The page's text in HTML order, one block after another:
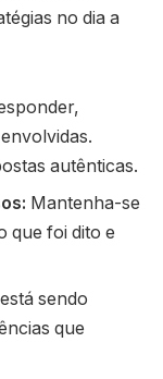
no dia a
autênticas.
Mantenha-se
que foi dito e
sendo
que